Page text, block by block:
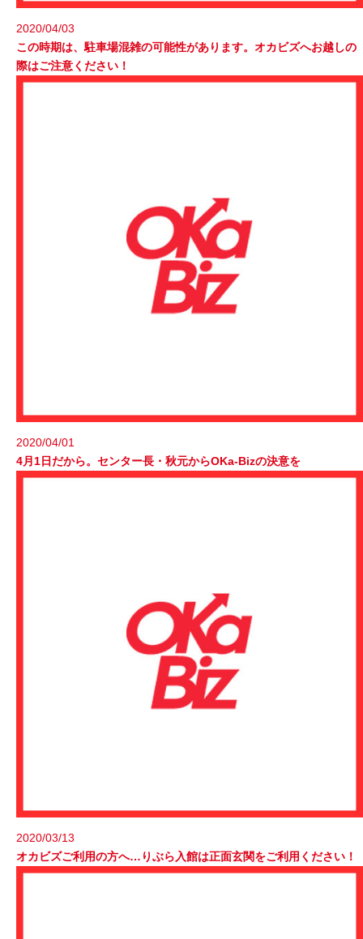
2020/04/03
この時期は、駐車場混雑の可能性があります。オカビズへお越しの
際はご注意ください！
2020/04/01
4月1日だから。センター長・秋元からOKa-Bizの決意を
2020/03/13
オカビズご利用の方へ…りぶら入館は正面玄関をご利用ください！